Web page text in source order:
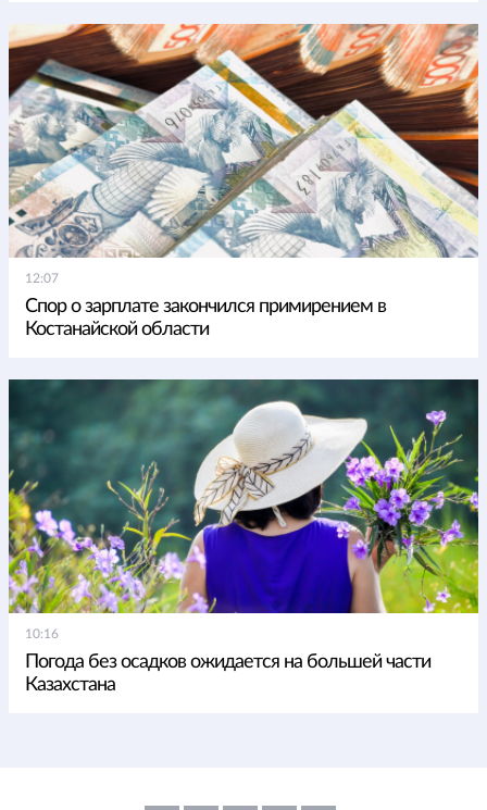
12:07
Спор о зарплате закончился примирением в
Костанайской области
10:16
Погода без осадков ожидается на большей части
Казахстана